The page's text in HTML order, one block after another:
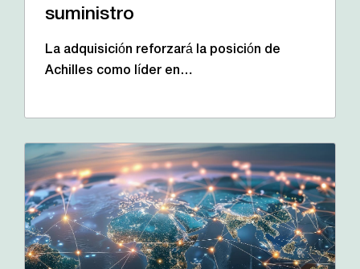
suministro
La adquisición reforzará la posición de
Achilles como líder en…